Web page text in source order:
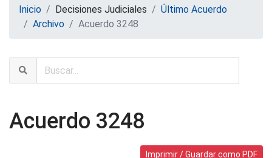
Inicio Decisiones Judiciales
Último Acuerdo
Archivo
Acuerdo 3248
Acuerdo 3248
Imprimir / Guardar como PDF